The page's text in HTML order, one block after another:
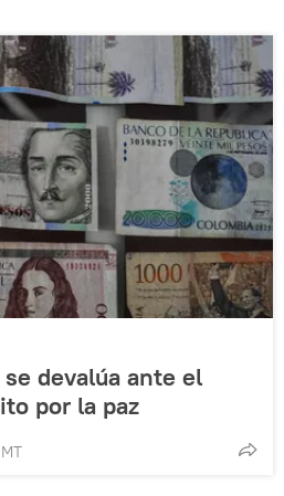
devalúa ante el
por la paz